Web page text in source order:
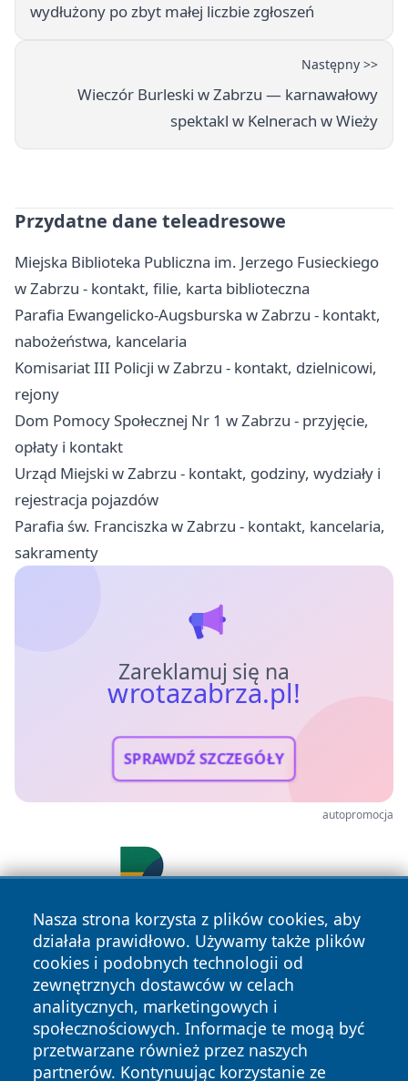
wydłużony po zbyt małej liczbie zgłoszeń
Następny >>
Wieczór Burleski w Zabrzu — karnawałowy
spektakl w Kelnerach w Wieży
Przydatne dane teleadresowe
Miejska Biblioteka Publiczna im. Jerzego Fusieckiego
w Zabrzu - kontakt, filie, karta biblioteczna
Parafia Ewangelicko-Augsburska w Zabrzu - kontakt,
nabożeństwa, kancelaria
Komisariat III Policji w Zabrzu - kontakt, dzielnicowi,
rejony
Dom Pomocy Społecznej Nr 1 w Zabrzu - przyjęcie,
opłaty i kontakt
Urząd Miejski w Zabrzu - kontakt, godziny, wydziały i
rejestracja pojazdów
Parafia św. Franciszka w Zabrzu - kontakt, kancelaria,
sakramenty
Zareklamuj się na
wrotazabrza.pl!
SPRAWDŹ SZCZEGÓŁY
autopromocja
Nasza strona korzysta z plików cookies, aby
działała prawidłowo. Używamy także plików
cookies i podobnych technologii od
zewnętrznych dostawców w celach
analitycznych, marketingowych i
społecznościowych. Informacje te mogą być
przetwarzane również przez naszych
partnerów. Kontynuując korzystanie ze
Copyright © 2026 wrotazabrza.pl Wszystkie prawa
zastrzeżone.